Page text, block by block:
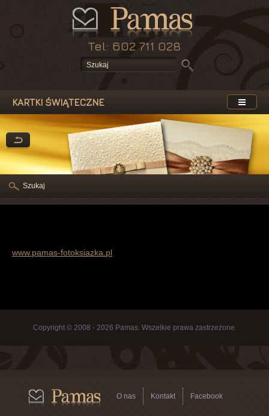
Tel: 602 711 028
KARTKI ŚWIĄTECZNE
www.pamas-fotoksiazka.pl
Szukaj
Copyright © 2008 - 2026 Pamas. Wszelkie prawa zastrzeżone.
O nas Kontakt Facebook